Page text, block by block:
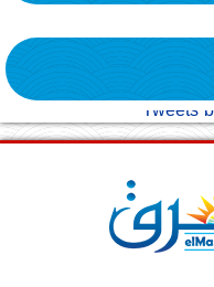
Tweets